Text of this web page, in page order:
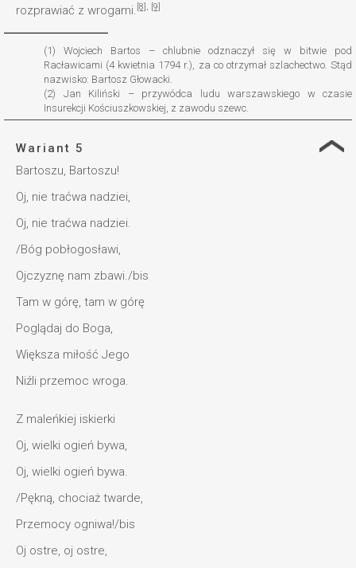
rozprawiać z wrogami. [8] , [9]
(1) Wojciech Bartos – chlubnie odznaczył się w bitwie pod
Racławicami (4 kwietnia 1794 r.), za co otrzymał szlachectwo. Stąd
nazwisko: Bartosz Głowacki.
(2) Jan Kiliński – przywódca ludu warszawskiego w czasie
Insurekcji Kościuszkowskiej, z zawodu szewc.
Wariant 5
Bartoszu, Bartoszu!
Oj, nie traćwa nadziei,
Oj, nie traćwa nadziei.
/Bóg pobłogosławi,
Ojczyznę nam zbawi./bis
Tam w górę, tam w górę
Poglądaj do Boga,
Większa miłość Jego
Niźli przemoc wroga.
Z maleńkiej iskierki
Oj, wielki ogień bywa,
Oj, wielki ogień bywa.
/Pękną, chociaż twarde,
Przemocy ogniwa!/bis
Oj ostre, oj ostre,